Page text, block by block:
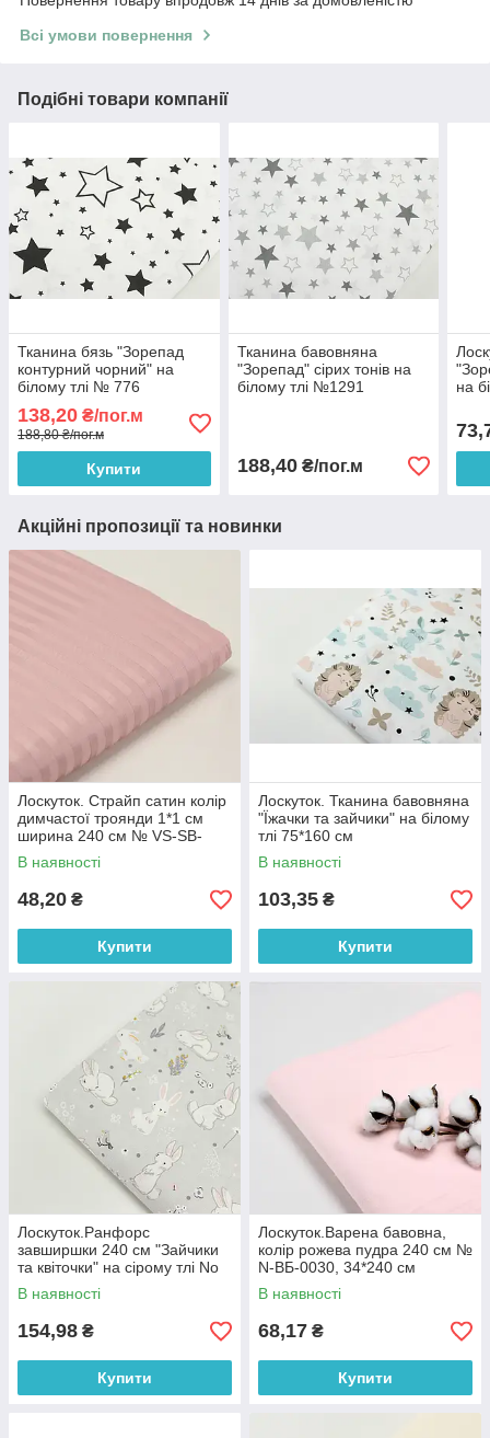
Всі умови повернення
Подібні товари компанії
Тканина бязь "Зорепад
контурний чорний" на
білому тлі № 776
138,20 ₴/пог.м
188,80 ₴/пог.м
Купити
Тканина бавовняна
"Зорепад" сірих тонів на
білому тлі №1291
188,40₴/пог.м
на
Акційні пропозиції та новинки
Лоскуток. Страйп сатин колір
димчастої троянди 1*1 см
ширина 240 см № VS-SB-
2013, 44*110 см
В наявності
48,20 ₴
Купити
Лоскуток. Тканина бавовняна
"Їжачки та зайчики" на білому
тлі 75*160 см
В наявності
103,35 ₴
Купити
Лоскуток.Ранфорс
завширшки 240 см "Зайчики
та квіточки" на сірому тлі No
3246, 86*240 см
В наявності
154,98 ₴
Купити
Лоскуток.Варена бавовна,
колір рожева пудра 240 см №
N-ВБ-0030, 34*240 см
В наявності
68,17 ₴
Купити